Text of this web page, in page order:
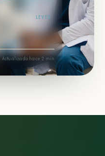
LEVES
Actualizado hace 2 min